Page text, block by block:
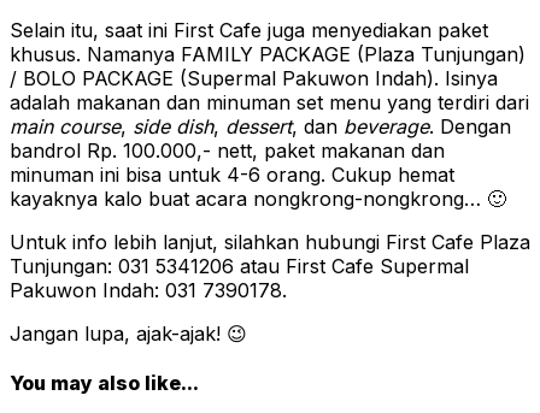
Selain itu, saat ini First Cafe juga menyediakan paket
khusus. Namanya FAMILY PACKAGE (Plaza Tunjungan)
/ BOLO PACKAGE (Supermal Pakuwon Indah). Isinya
adalah makanan dan minuman set menu yang terdiri dari
main course, side dish, dessert, dan beverage. Dengan
bandrol Rp. 100.000,- nett, paket makanan dan
minuman ini bisa untuk 4-6 orang. Cukup hemat
kayaknya kalo buat acara nongkrong-nongkrong… 🙂
Untuk info lebih lanjut, silahkan hubungi First Cafe Plaza
Tunjungan: 031 5341206 atau First Cafe Supermal
Pakuwon Indah: 031 7390178.
Jangan lupa, ajak-ajak! 😉
You may also like...